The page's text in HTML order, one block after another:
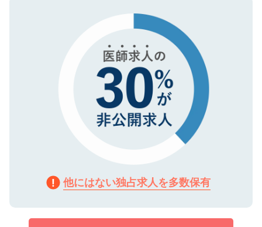
で、機密保持に関してもご安心ください。
他にはない独占求人を多数保有